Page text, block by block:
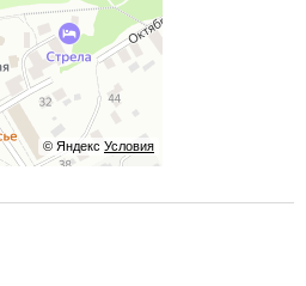
© Яндекс Условия